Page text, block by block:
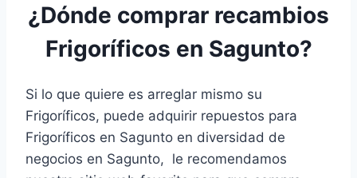
¿Dónde comprar recambios
Frigoríficos en Sagunto?
Si lo que quiere es arreglar mismo su
Frigoríficos, puede adquirir repuestos para
Frigoríficos en Sagunto en diversidad de
negocios en Sagunto, le recomendamos